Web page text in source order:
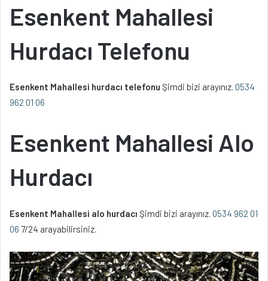
Esenkent Mahallesi
Hurdacı Telefonu
Esenkent Mahallesi hurdacı telefonu Şimdi bizi arayınız. 0534
962 01 06
Esenkent Mahallesi Alo
Hurdacı
Esenkent Mahallesi alo hurdacı Şimdi bizi arayınız. 0534 962 01
06 7/24 arayabilirsiniz.